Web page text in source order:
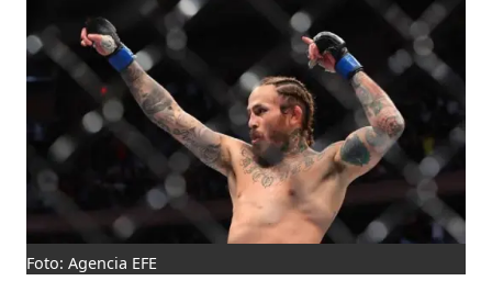
Foto: Agencia EFE